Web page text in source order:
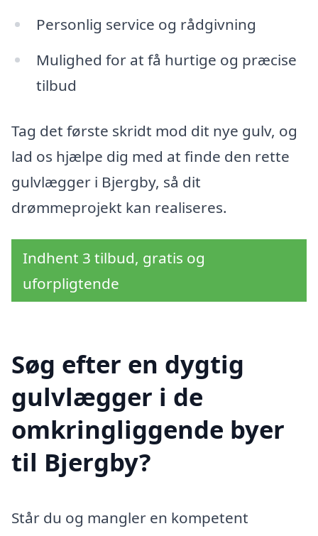
Personlig service og rådgivning
Mulighed for at få hurtige og præcise
tilbud
Tag det første skridt mod dit nye gulv, og
lad os hjælpe dig med at finde den rette
gulvlægger i Bjergby, så dit
drømmeprojekt kan realiseres.
Indhent 3 tilbud, gratis og
uforpligtende
Søg efter en dygtig
gulvlægger i de
omkringliggende byer
til Bjergby?
Står du og mangler en kompetent